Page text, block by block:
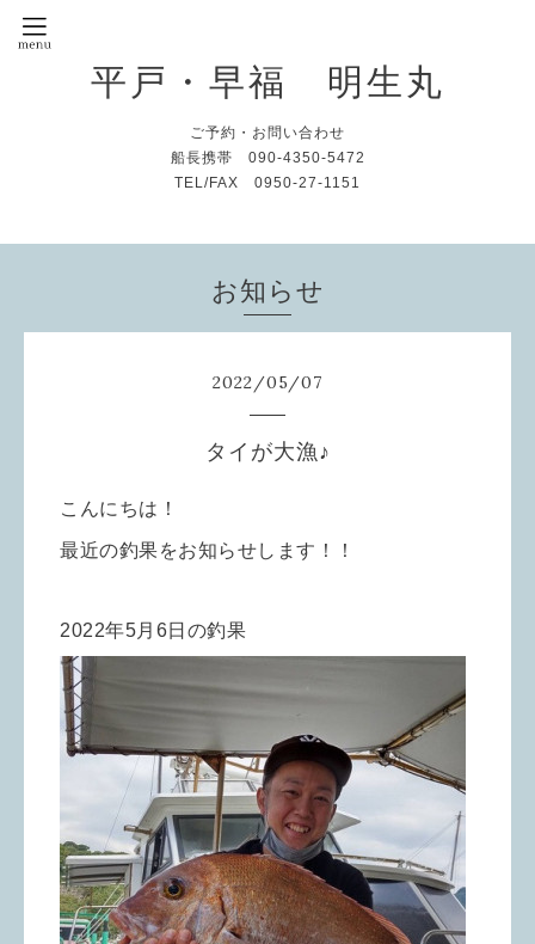
平戸・早福 明生丸
ご予約・お問い合わせ
船長携帯 090-4350-5472
TEL/FAX 0950-27-1151
お知らせ
2022/05/07
タイが大漁♪
こんにちは！
最近の釣果をお知らせします！！
2022年5月6日の釣果